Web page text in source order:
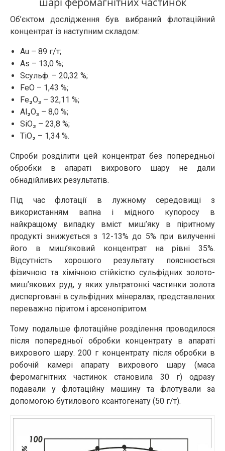
Об’єктом дослідження був вибраний флотаційний
концентрат із наступним складом:
Au – 89 г/т;
As – 13,0 %;
Sсульф. – 20,32 %;
FeO – 1,43 %;
Fe₂O₃ – 32,11 %;
Al₂O₃ – 8,0 %;
SiO₂ – 23,8 %;
TiO₂ – 1,34 %.
Спроби розділити цей концентрат без попередньої
обробки в апараті вихрового шару не дали
обнадійливих результатів.
Під час флотації в лужному середовищі з
використанням вапна і мідного купоросу в
найкращому випадку вміст миш’яку в піритному
продукті знижується з 12-13% до 5% при вилученні
його в миш’яковий концентрат на рівні 35%.
Відсутність хорошого результату пояснюється
фізичною та хімічною стійкістю сульфідних золото-
миш’якових руд, у яких ультратонкі частинки золота
дисперговані в сульфідних мінералах, представлених
переважно піритом і арсенопіритом.
Тому подальше флотаційне розділення проводилося
після попередньої обробки концентрату в апараті
вихрового шару. 200 г концентрату після обробки в
робочій камері апарату вихрового шару (маса
феромагнітних частинок становила 30 г) одразу
подавали у флотаційну машину та флотували за
допомогою бутилового ксантогенату (50 г/т).